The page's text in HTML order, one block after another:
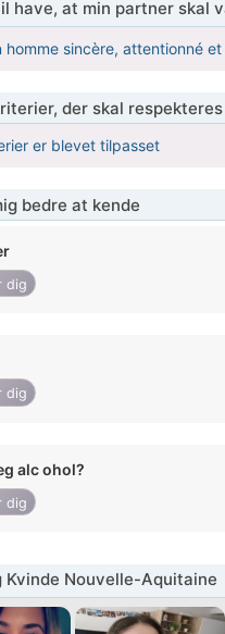
have, at min partner skal
homme sincère, attentionné
der skal respekteres
er blevet tilpasset
bedre at kende
dig
dig
alc ohol?
dig
Kvinde Nouvelle-Aquitaine